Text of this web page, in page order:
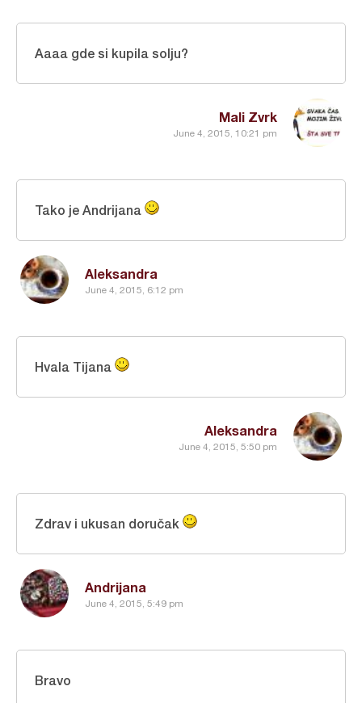
Mali Zvrk
June 4, 2015, 10:21 pm
Aaaa gde si kupila solju?
Aleksandra
June 4, 2015, 6:12 pm
Tako je Andrijana
Aleksandra
June 4, 2015, 5:50 pm
Hvala Tijana
Andrijana
June 4, 2015, 5:49 pm
Zdrav i ukusan doručak
Bravo